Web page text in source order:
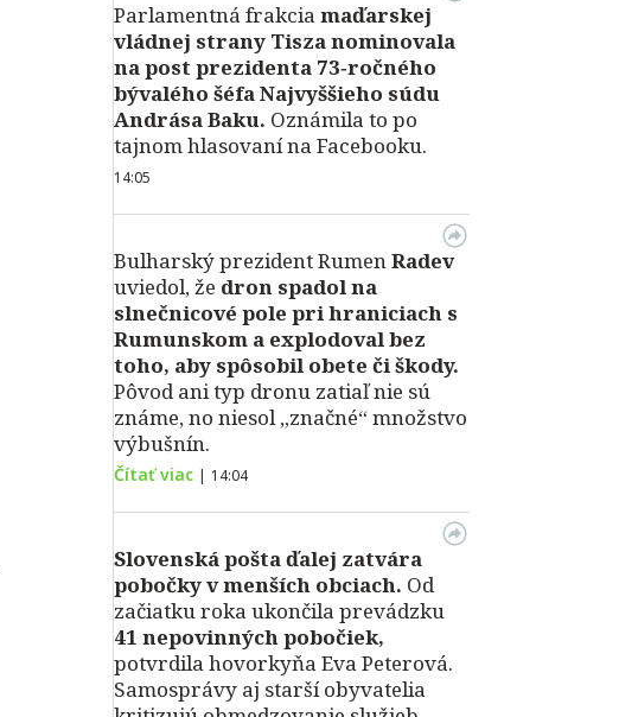
Parlamentná frakcia maďarskej
vládnej strany Tisza nominovala
na post prezidenta 73‑ročného
bývalého šéfa Najvyššieho súdu
Andrása Baku. Oznámila to po
tajnom hlasovaní na Facebooku.
14:05
Bulharský prezident RumenRadev
uviedol, že dron spadol na
slnečnicové pole pri hraniciach s
Rumunskom a explodoval bez
toho, aby spôsobil obete či škody.
Pôvod ani typ dronu zatiaľ nie sú
známe, no niesol „značné“ množstvo
výbušnín.
Čítať viac | 14:04
Slovenská pošta ďalej zatvára
pobočky v menších obciach. Od
začiatku roka ukončila prevádzku
41 nepovinných pobočiek,
potvrdila hovorkyňa Eva Peterová.
Samosprávy aj starší obyvatelia